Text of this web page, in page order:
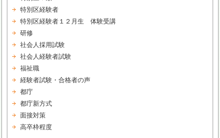
特別区経験者
特別区経験者１２月生 体験受講
研修
社会人採用試験
社会人経験者試験
福祉職
経験者試験・合格者の声
都庁
都庁新方式
面接対策
高卒枠程度